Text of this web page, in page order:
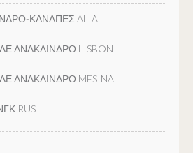
ΚΑΝΑΠΕΣ ALIA
ΑΝΑΚΛΙΝΔΡΟ LISBON
ΑΝΑΚΛΙΝΔΡΟ MESINA
RUS